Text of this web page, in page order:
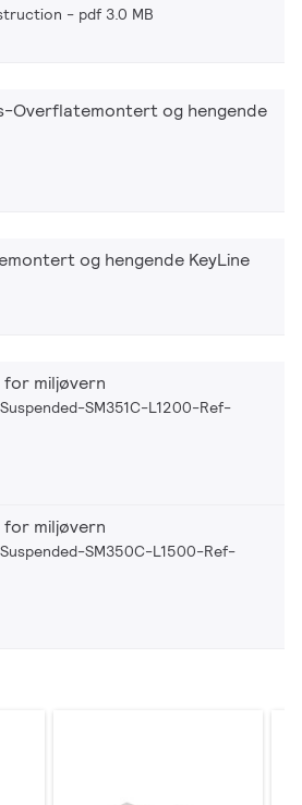
pdf 3.0 MB
Overflatemontert og hengende
og hengende KeyLine
miljøvern
SM351C-L1200-Ref-
miljøvern
SM350C-L1500-Ref-